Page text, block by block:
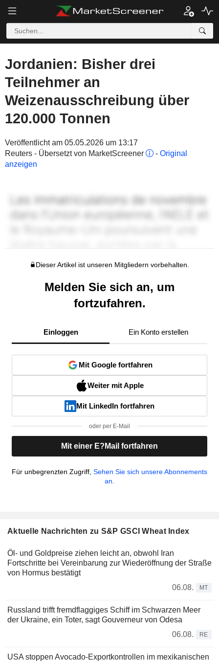
Jordanien: Bisher drei
Teilnehmer an
Weizenausschreibung über
120.000 Tonnen
Veröffentlicht am 05.05.2026 um 13:17
Reuters - Übersetzt von MarketScreener
- Original
anzeigen
Dieser Artikel ist unseren Mitgliedern vorbehalten.
Melden Sie sich an, um
fortzufahren.
Einloggen Ein Konto erstellen
Mit Google fortfahren
Weiter mit Apple
Mit LinkedIn fortfahren
oder per E-Mail
Mit einer E?Mail fortfahren
Für unbegrenzten Zugriff, Sehen Sie sich unsere Abonnements
an.
Aktuelle Nachrichten zu S&P GSCI Wheat Index
Öl- und Goldpreise ziehen leicht an, obwohl Iran
Fortschritte bei Vereinbarung zur Wiederöffnung der Straße
von Hormus bestätigt
06.08.
MT
Russland trifft fremdflaggiges Schiff im Schwarzen Meer
der Ukraine, ein Toter, sagt Gouverneur von Odesa
06.08.
RE
USA stoppen Avocado-Exportkontrollen im mexikanischen